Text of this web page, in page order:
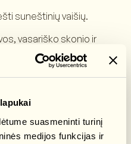
suasmeninti turinį
medijos funkcijas ir
suneštinių vaišių.
vasariško skonio ir
kuriuo didžiuojasi